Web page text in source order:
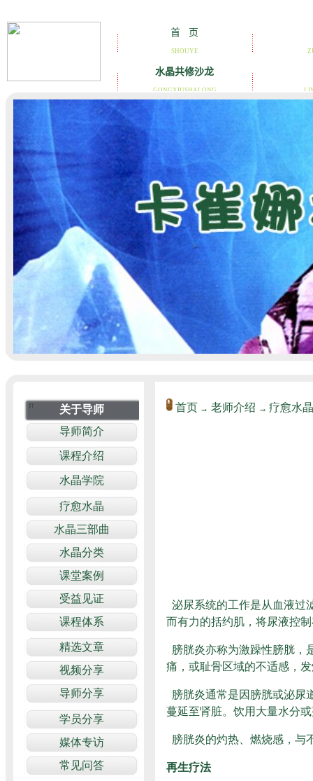
首页 → 老师介绍 → 疗愈水
泌尿系统的工作是从血液过
而有力的括约肌，将尿液控
膀胱炎亦称为激躁性膀胱，
痛，或耻骨区域的不适感，
膀胱炎通常是因膀胱或泌尿
蔓延至肾脏。饮用大量水分
膀胱炎的灼热、燃烧感，与
再生疗法